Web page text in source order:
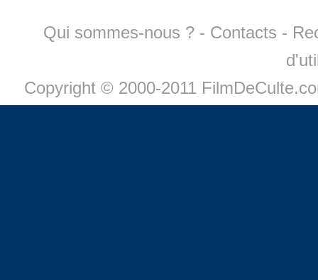
Qui sommes-nous ? - Contacts -
Copyright © 2000-2011